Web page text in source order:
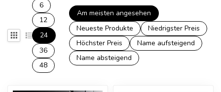
6
12
24
36
48
Am meisten angesehen
Neueste Produkte
Niedrigster Preis
Höchster Preis
Name aufsteigend
Name absteigend